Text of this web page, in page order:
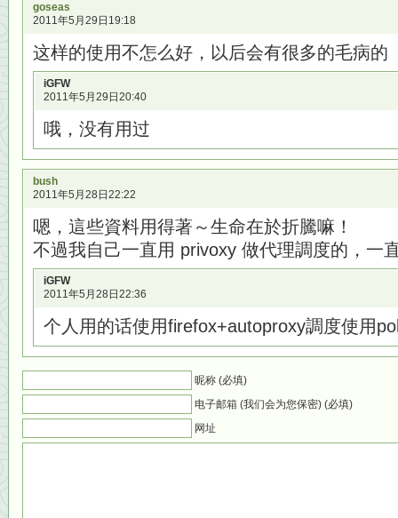
goseas
2011年5月29日19:18
这样的使用不怎么好，以后会有很多的毛病的
iGFW
2011年5月29日20:40
哦，没有用过
bush
2011年5月28日22:22
嗯，這些資料用得著～生命在於折騰嘛！
不過我自己一直用 privoxy 做代理調度的，一
iGFW
2011年5月28日22:36
个人用的话使用firefox+autoproxy調度使用
昵称 (必填)
电子邮箱 (我们会为您保密) (必填)
网址